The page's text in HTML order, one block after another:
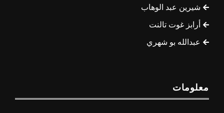
شيرين عبد الوهاب
أرابز غوت تالنت
عبدالله بو شهري
معلومات